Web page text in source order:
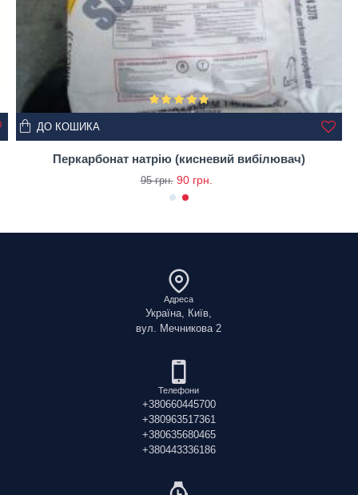
Перкарбонат натрію (кисневий вибілювач)
95 грн. 90 грн.
ДО КОШИКА
Адреса
Україна, Київ,
вул. Мечникова 2
Телефони
+380660445700
+380963517361
+380635680465
+380443336186